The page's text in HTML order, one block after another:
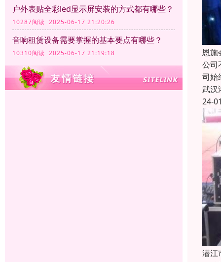
户外表贴全彩led显示屏安装的方式都有哪些？
10287阅读 2025-06-17 21:20:26
音响租赁设备需要掌握的基本要点有哪些？
10310阅读 2025-06-17 21:19:18
恩施
公司
司始
武汉
24-
潜江